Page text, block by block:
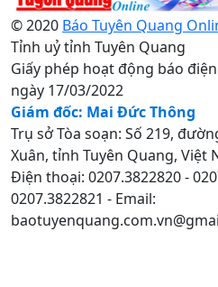
© 2020 Báo Tuyên Quang
Tỉnh uỷ tỉnh Tuyên Quang
Giấy phép hoạt động báo
ngày 17/03/2022
Giám đốc: Mai Đức Thông
Trụ sở Tòa soạn: Số 219,
Xuân, tỉnh Tuyên Quang, Việt
Điện thoại: 0207.3822820 -
0207.3822821 - Email: